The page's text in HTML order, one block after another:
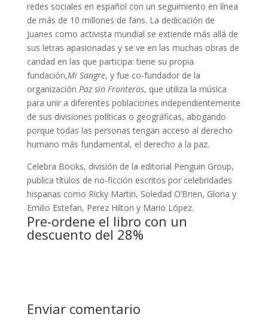
redes sociales en español con un seguimiento en línea
de más de 10 millones de fans. La dedicación de
Juanes como activista mundial se extiende más allá de
sus letras apasionadas y se ve en las muchas obras de
caridad en las que participa: tiene su propia
fundación,Mi Sangre, y fue co-fundador de la
organización Paz sin Fronteras, que utiliza la música
para unir a diferentes poblaciones independientemente
de sus divisiones políticas o geográficas, abogando
porque todas las personas tengan acceso al derecho
humano más fundamental, el derecho a la paz.
Celebra Books, división de la editorial Penguin Group,
publica títulos de no-ficción escritos por celebridades
hispanas como Ricky Martin, Soledad O’Brien, Gloria y
Emilio Estefan, Perez Hilton y Mario López.
Pre-ordene el libro con un
descuento del 28%
Enviar comentario